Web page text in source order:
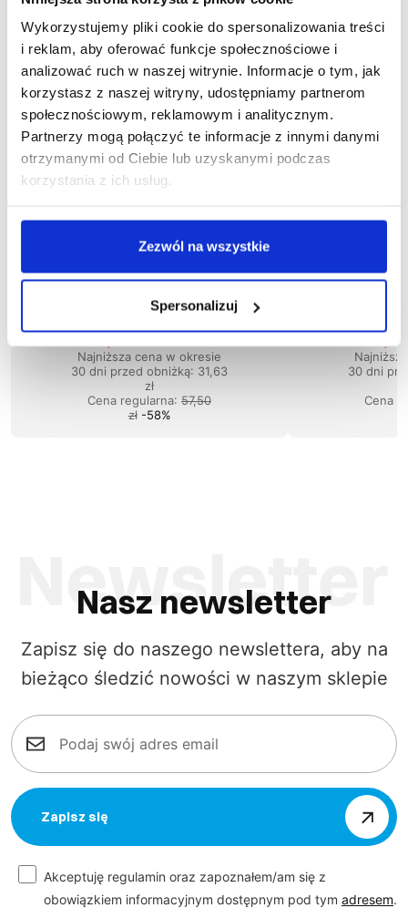
Wykorzystujemy pliki cookie do spersonalizowania treści
i reklam, aby oferować funkcje społecznościowe i
analizować ruch w naszej witrynie. Informacje o tym, jak
korzystasz z naszej witryny, udostępniamy partnerom
społecznościowym, reklamowym i analitycznym.
Partnerzy mogą połączyć te informacje z innymi danymi
otrzymanymi od Ciebie lub uzyskanymi podczas
korzystania z ich usług.
Zezwól na wszystkie
Spersonalizuj
1-04-040
Bluza PIRAT
24,15 zł brutto
Najniższa cena w okresie
30 dni przed obniżką: 31,63
zł
Cena regularna: 57,50
zł -58%
30 dni
Cena
Nasz newsletter
Zapisz się do naszego newslettera, aby na
bieżąco śledzić nowości w naszym sklepie
Zapisz się
Akceptuję regulamin oraz zapoznałem/am się z
obowiązkiem informacyjnym dostępnym pod tym adresem.